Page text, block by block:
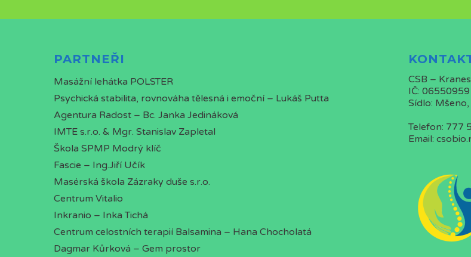
PARTNEŘI
Masážní lehátka POLSTER
Psychická stabilita, rovnováha tělesná i emoční – Lukáš Putta
Agentura Radost – Bc. Janka Jedináková
IMTE s.r.o. & Mgr. Stanislav Zapletal
Škola SPMP Modrý klíč
Fascie – Ing.Jiří Učík
Masérská škola Zázraky duše s.r.o.
Centrum Vitalio
Inkranio – Inka Tichá
Centrum celostních terapií Balsamina – Hana Chocholatá
Dagmar Kůrková – Gem prostor
CSB –
IČ: 06550959
Sídlo:
Telefon: 777
Email: